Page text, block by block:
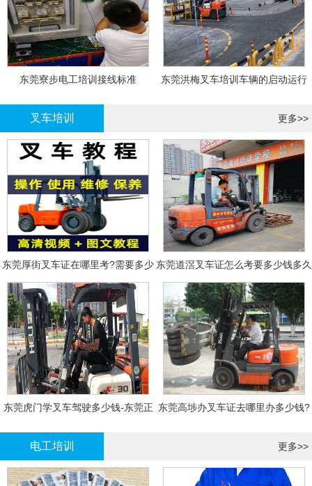
东莞寮步电工培训接线标准 东莞洪梅叉车培训车辆的启动运行
叉车培训 更多>>
东莞厚街叉车证在哪里考?需要多少
钱?
东莞道滘叉车证怎么考要多少钱多久
拿证
东莞虎门学叉车驾驶多少钱-东莞正 东莞高埗办叉车证去哪里办多少钱?
电工培训 更多>>